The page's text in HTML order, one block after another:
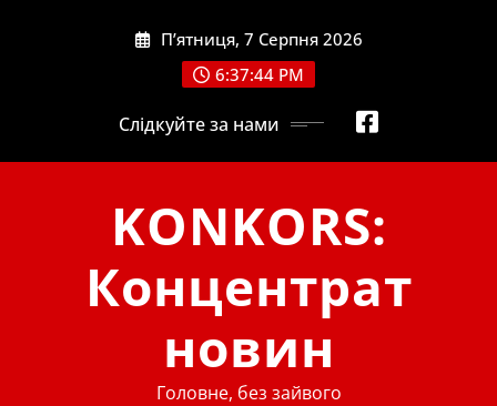
П’ятниця, 7 Серпня 2026
6:37:45 PM
Слідкуйте за нами
KONKORS:
Концентрат
новин
Головне, без зайвого